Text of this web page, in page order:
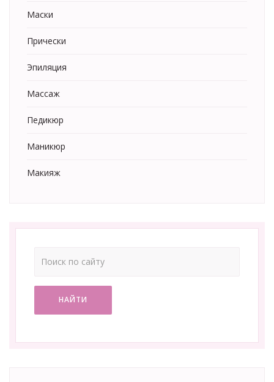
Маски
Прически
Эпиляция
Массаж
Педикюр
Маникюр
Макияж
НАЙТИ